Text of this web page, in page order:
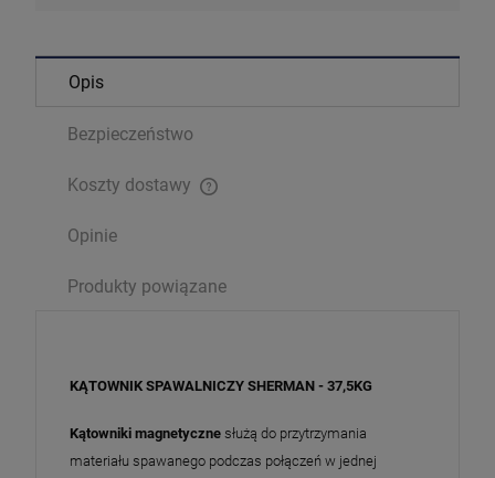
Opis
Bezpieczeństwo
Koszty dostawy
Opinie
Produkty powiązane
KĄTOWNIK SPAWALNICZY SHERMAN - 37,5KG
Kątowniki magnetyczne służą do przytrzymania
materiału spawanego podczas połączeń w jednej